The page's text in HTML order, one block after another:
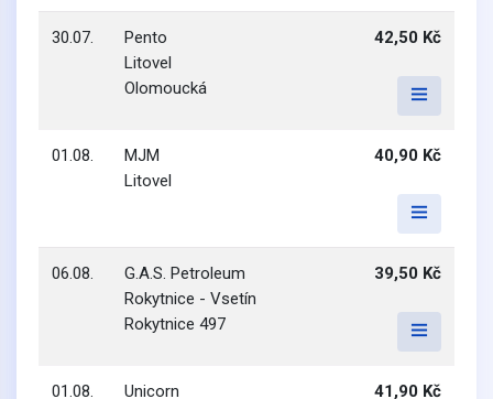
30.07.
Pento
Litovel
Olomoucká
42,50 Kč
01.08.
MJM
Litovel
40,90 Kč
06.08.
G.A.S. Petroleum
Rokytnice - Vsetín
Rokytnice 497
39,50 Kč
01.08.
Unicorn
41,90 Kč